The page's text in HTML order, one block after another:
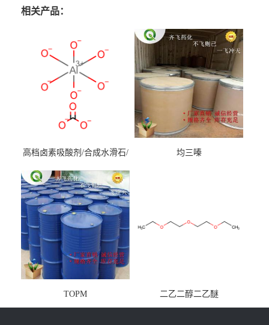
相关产品：
高档卤素吸酸剂/合成水滑石/
均三嗪
TOPM 二乙二醇二乙醚